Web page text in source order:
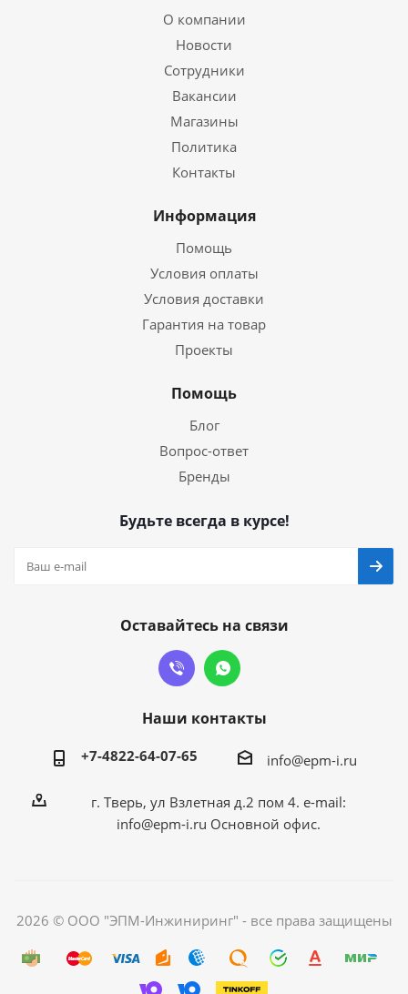
О компании
Новости
Сотрудники
Вакансии
Магазины
Политика
Контакты
Информация
Помощь
Условия оплаты
Условия доставки
Гарантия на товар
Проекты
Помощь
Блог
Вопрос-ответ
Бренды
Будьте всегда в курсе!
Оставайтесь на связи
Наши контакты
+7-4822-64-07-65 info@epm-i.ru
г. Тверь, ул Взлетная д.2 пом 4. e-mail:
info@epm-i.ru Основной офис.
2026 © ООО "ЭПМ-Инжиниринг" - все права защищены